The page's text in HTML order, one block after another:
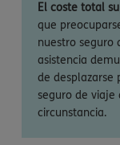
El coste total
que
nuestro seguro
asistencia
de
seguro de
circunstancia.